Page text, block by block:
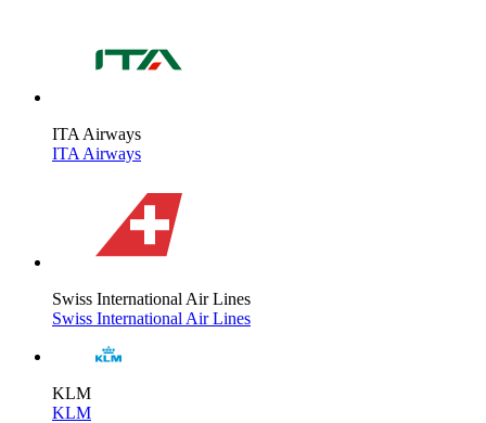
ITA Airways
ITA Airways
Swiss International Air Lines
Swiss International Air Lines
KLM
KLM